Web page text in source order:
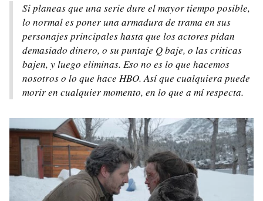
Si planeas que una serie dure el mayor tiempo posible,
lo normal es poner una armadura de trama en sus
personajes principales hasta que los actores pidan
demasiado dinero, o su puntaje Q baje, o las criticas
bajen, y luego eliminas. Eso no es lo que hacemos
nosotros o lo que hace HBO. Así que cualquiera puede
morir en cualquier momento, en lo que a mí respecta.